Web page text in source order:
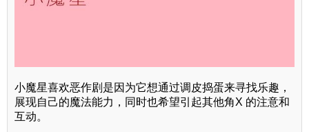
小魔星喜欢恶作剧是因为它想通过调皮捣蛋来寻找乐趣，
展现自己的魔法能力，同时也希望引起其他角X 的注意和
互动。